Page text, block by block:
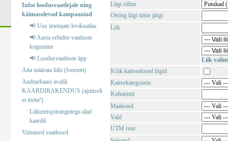
Infot loodusvaatlejale ning
käimasolevad kampaaniad
📢 Uus imetajate levikuatlas
📢 Aasta orhidee vaatluste
kogumine
📢 Loodusvaatluste äpp
Aita määrata liiki (foorum)
Andmebaasi avalik
KAARDIRAKENDUS (ajutiselt
ei tööta!)
Liikumispiirangutega alad
kaardil
Viimased vaatlused
Liigi rühm
Otsing liigi nime järgi
Liik
Liik
Kõik kaitsealused liigid
Kaitsekategooria
Kohanimi
Maakond
Vald
UTM ruut